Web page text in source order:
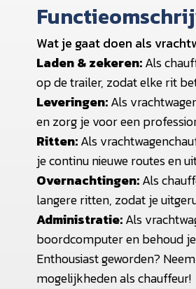
Wat je gaat doen als
Laden & zekeren:Als
op de trailer, zodat elke rit
Leveringen:Als
en zorg je voor een
Ritten:Als
je continu nieuwe routes en
Overnachtingen:Als
langere ritten, zodat je
Administratie:Als
boordcomputer en behoud
Enthousiast geworden?
mogelijkheden als chauffeur!